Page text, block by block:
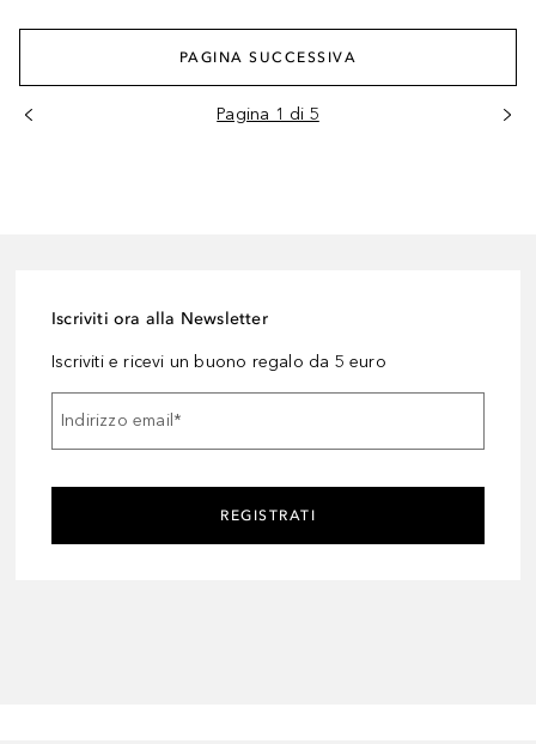
PAGINA SUCCESSIVA
Pagina 1 di 5
Iscriviti ora alla Newsletter
Iscriviti e ricevi un buono regalo da 5 euro
Indirizzo email *
REGISTRATI